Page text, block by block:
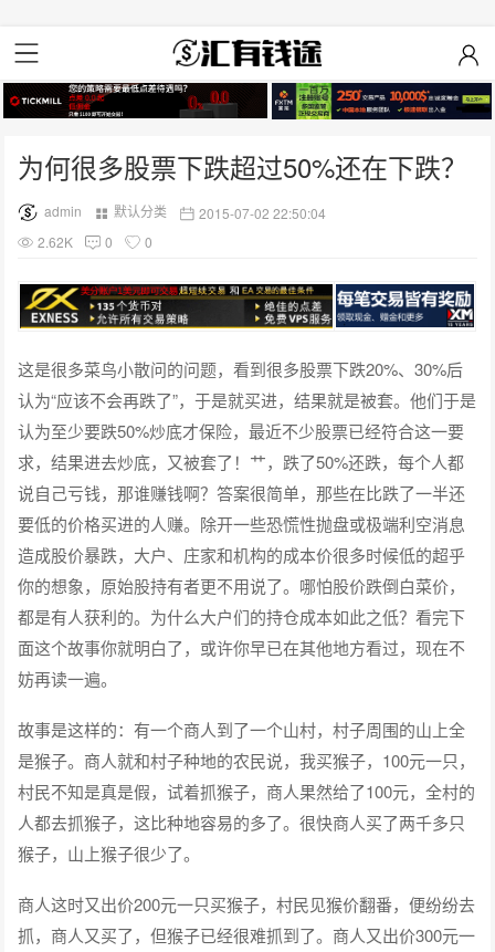
为何很多股票下跌超过50%还在下跌？
admin 默认分类
2015-07-02 22:50:04
2.62K
0 0
这是很多菜鸟小散问的问题，看到很多股票下跌20%、30%后
认为“应该不会再跌了”，于是就买进，结果就是被套。他们于是
认为至少要跌50%炒底才保险，最近不少股票已经符合这一要
求，结果进去炒底，又被套了！艹，跌了50%还跌，每个人都
说自己亏钱，那谁赚钱啊？答案很简单，那些在比跌了一半还
要低的价格买进的人赚。除开一些恐慌性抛盘或极端利空消息
造成股价暴跌，大户、庄家和机构的成本价很多时候低的超乎
你的想象，原始股持有者更不用说了。哪怕股价跌倒白菜价，
都是有人获利的。为什么大户们的持仓成本如此之低？看完下
面这个故事你就明白了，或许你早已在其他地方看过，现在不
妨再读一遍。
故事是这样的：有一个商人到了一个山村，村子周围的山上全
是猴子。商人就和村子种地的农民说，我买猴子，100元一只，
村民不知是真是假，试着抓猴子，商人果然给了100元，全村的
人都去抓猴子，这比种地容易的多了。很快商人买了两千多只
猴子，山上猴子很少了。
商人这时又出价200元一只买猴子，村民见猴价翻番，便纷纷去
抓，商人又买了，但猴子已经很难抓到了。商人又出价300元一